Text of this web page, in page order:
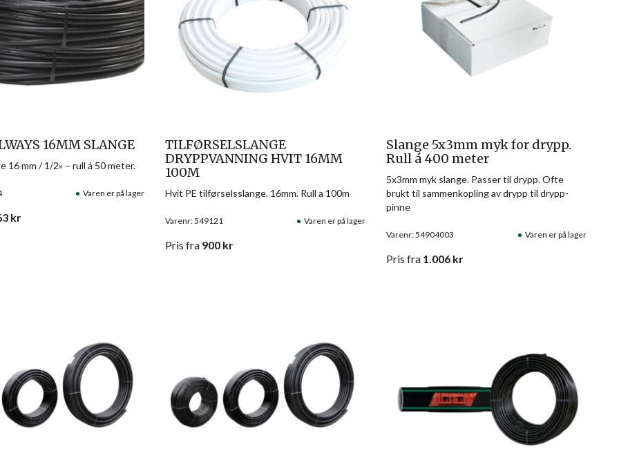
16MM SLANGE
Varen er på lager
16 mm / 1/2» – rull á 50 meter.
kr
TILFØRSELSLANGE
DRYPPVANNING HVIT 16MM
100M
Varenr: 549121 Varen er på lager
Hvit PE tilførselsslange. 16mm. Rull a 100m
Pris fra 900kr
Slange 5x3mm myk for drypp.
Rull á 400 meter
Varenr: 54904003 Varen er på lager
5x3mm myk slange. Passer til drypp. Ofte
brukt til sammenkopling av drypp til drypp-
pinne
Pris fra 1.006kr